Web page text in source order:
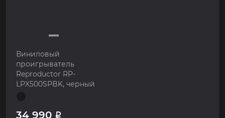
Виниловый
проигрыватель
Reproductor RP-
LPX500SPBK, черный
34 990 Р